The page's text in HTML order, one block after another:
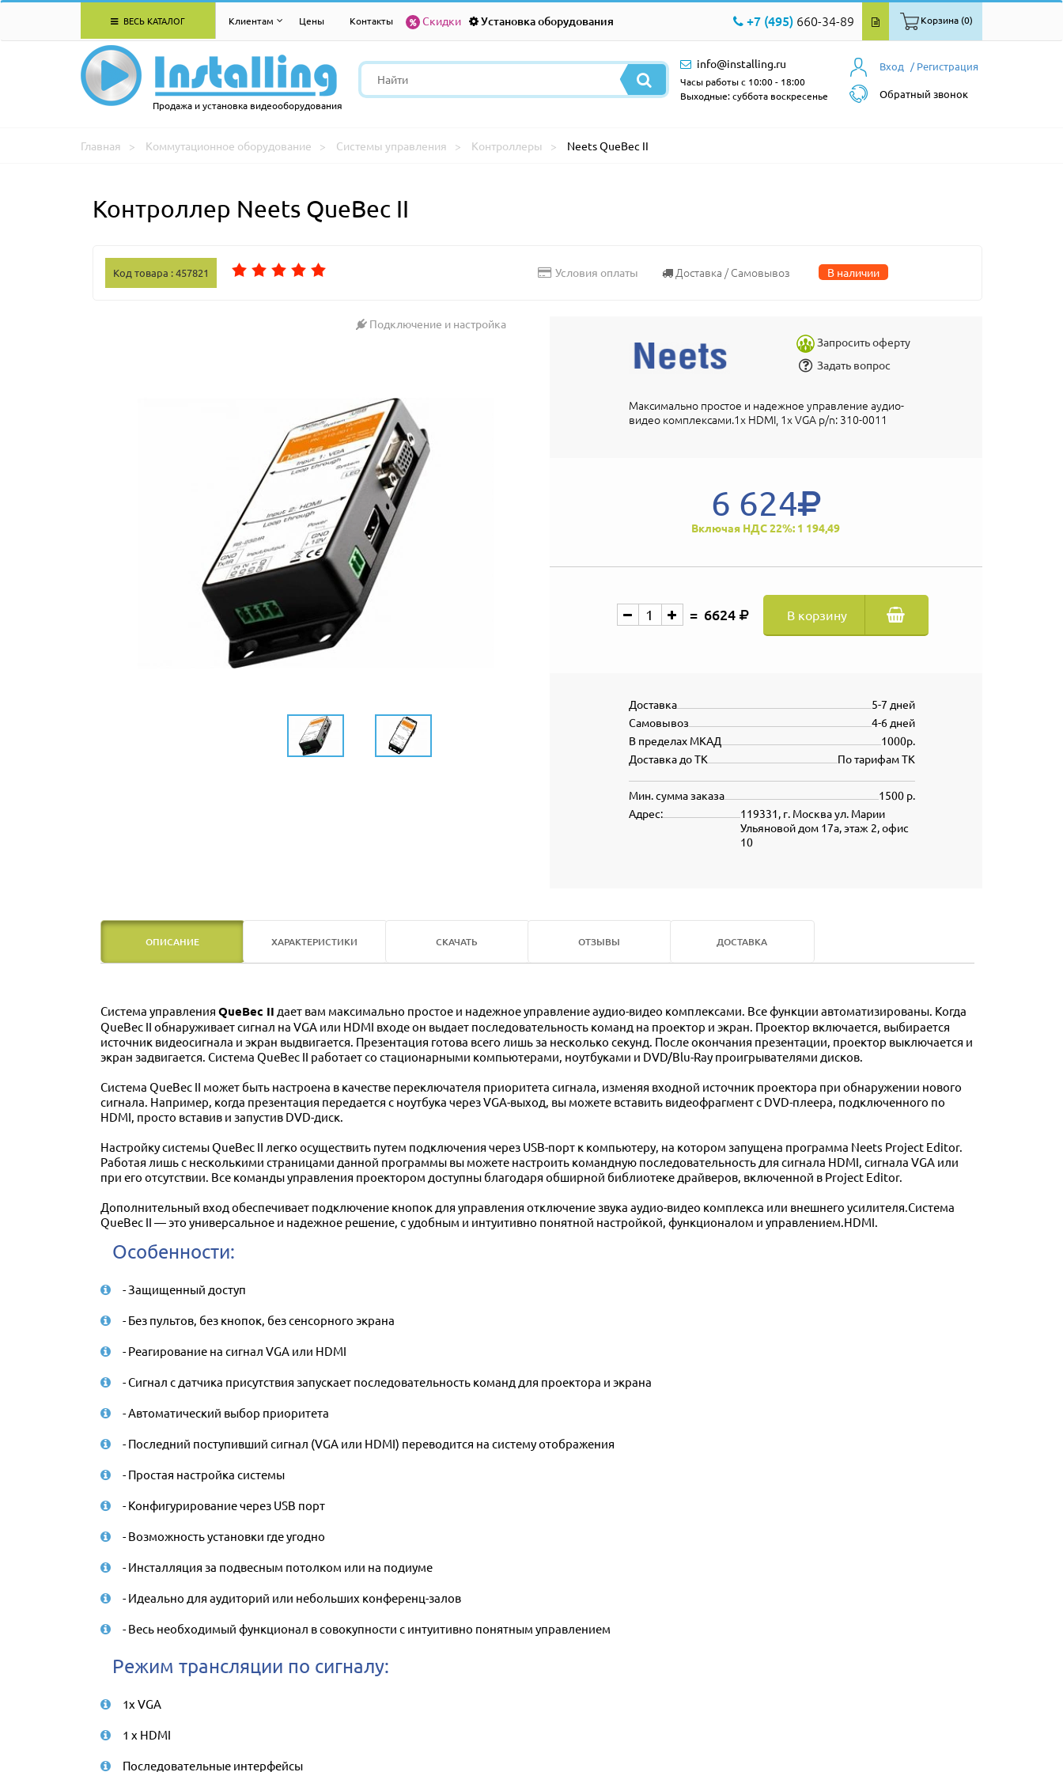
ВЕСЬ КАТАЛОГ Клиентам Цены Контакты Скидки Установка оборудования +7 (495) 660-34-89 Корзина (0)
Продажа и установка видеооборудования
Вход / Регистрация
Обратный звонок
info@installing.ru
Часы работы с 10:00 - 18:00
Выходные: суббота воскресенье
Главная Коммутационное оборудование Системы управления Контроллеры Neets QueBec II
Контроллер Neets QueBec II
Код товара : 457821 Условия оплаты Доставка / Самовывоз В наличии
Подключение и настройка
Запросить оферту
Задать вопрос
Максимально простое и надежное управление аудио-
видео комплексами.1x HDMI, 1x VGA p/n: 310-0011
6 624
Включая НДС 22%: 1 194,49
6624 В корзину
5-7 дней
Доставка
4-6 дней
Самовывоз
1000р.
В пределах МКАД
По тарифам ТК
Доставка до ТК
1500 р.
Мин. сумма заказа
119331, г. Москва ул. Марии
Ульяновой дом 17а, этаж 2, офис
10
Адрес:
ОПИСАНИЕ ХАРАКТЕРИСТИКИ СКАЧАТЬ ОТЗЫВЫ ДОСТАВКА
Система управления QueBec II дает вам максимально простое и надежное управление аудио-видео комплексами. Все функции автоматизированы. Когда
QueBec II обнаруживает сигнал на VGA или HDMI входе он выдает последовательность команд на проектор и экран. Проектор включается, выбирается
источник видеосигнала и экран выдвигается. Презентация готова всего лишь за несколько секунд. После окончания презентации, проектор выключается и
экран задвигается. Система QueBec II работает со стационарными компьютерами, ноутбуками и DVD/Blu-Ray проигрывателями дисков.
Система QueBec II может быть настроена в качестве переключателя приоритета сигнала, изменяя входной источник проектора при обнаружении нового
сигнала. Например, когда презентация передается с ноутбука через VGA-выход, вы можете вставить видеофрагмент с DVD-плеера, подключенного по
HDMI, просто вставив и запустив DVD-диск.
Настройку системы QueBec II легко осуществить путем подключения через USB-порт к компьютеру, на котором запущена программа Neets Project Editor.
Работая лишь с несколькими страницами данной программы вы можете настроить командную последовательность для сигнала HDMI, сигнала VGA или
при его отсутствии. Все команды управления проектором доступны благодаря обширной библиотеке драйверов, включенной в Project Editor.
Дополнительный вход обеспечивает подключение кнопок для управления отключение звука аудио-видео комплекса или внешнего усилителя.Система
QueBec II — это универсальное и надежное решение, с удобным и интуитивно понятной настройкой, функционалом и управлением.HDMI.
Особенности:
- Защищенный доступ
- Без пультов, без кнопок, без сенсорного экрана
- Реагирование на сигнал VGA или HDMI
- Сигнал с датчика присутствия запускает последовательность команд для проектора и экрана
- Автоматический выбор приоритета
- Последний поступивший сигнал (VGA или HDMI) переводится на систему отображения
- Простая настройка системы
- Конфигурирование через USB порт
- Возможность установки где угодно
- Инсталляция за подвесным потолком или на подиуме
- Идеально для аудиторий или небольших конференц-залов
- Весь необходимый функционал в совокупности с интуитивно понятным управлением
Режим трансляции по сигналу:
1x VGA
1 x HDMI
Последовательные интерфейсы